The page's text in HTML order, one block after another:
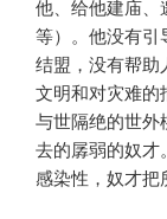
他、给他建庙、
等）。他没有引
结盟，没有帮助
文明和对灾难的
与世隔绝的世外
去的孱弱的奴才
感染性，奴才把